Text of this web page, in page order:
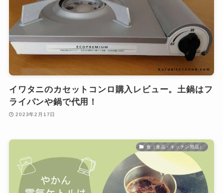
イワタニのカセットコンロ購入レビュー。土鍋はフ
ライパンや鍋で代用！
2023年2月17日
食（食品・キッチン用品）